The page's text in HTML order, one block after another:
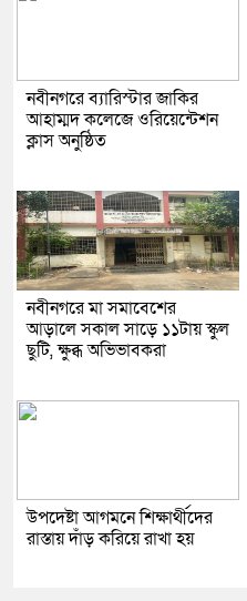
নবীনগরে ব্যারিস্টার জাকির
আহাম্মদ কলেজে ওরিয়েন্টেশন
ক্লাস অনুষ্ঠিত
নবীনগরে মা সমাবেশের
আড়ালে সকাল সাড়ে ১১টায় স্কুল
ছুটি, ক্ষুব্ধ অভিভাবকরা
উপদেষ্টা আগমনে শিক্ষার্থীদের
রাস্তায় দাঁড় করিয়ে রাখা হয়